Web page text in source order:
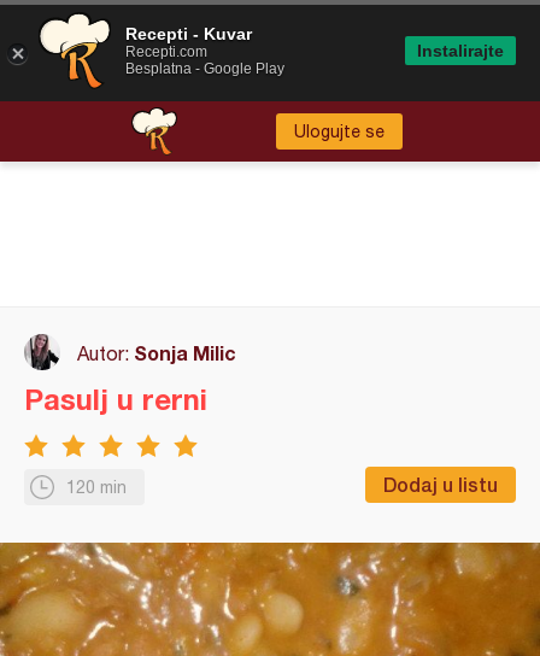
Ulogujte se
Autor: Sonja Milic
120 min Dodaj u listu
Pasulj u rerni
Recepti - Kuvar
Recepti.com
Besplatna - Google Play
Instalirajte